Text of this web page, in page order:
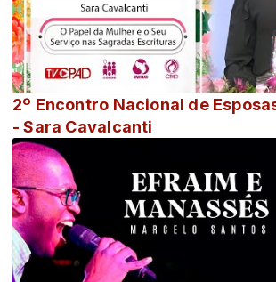
2º Encontro Nacional de
- Sara Cavalcanti